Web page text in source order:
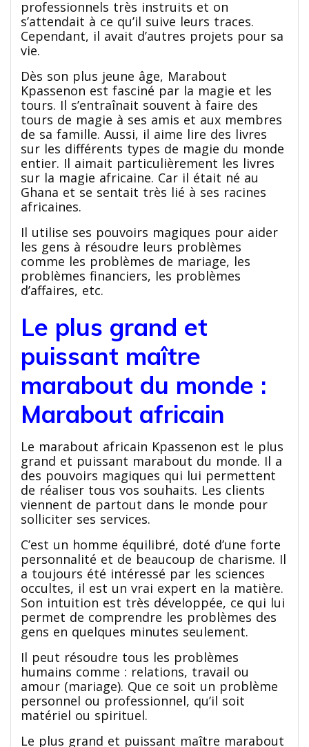
professionnels très instruits et on
s’attendait à ce qu’il suive leurs traces.
Cependant, il avait d’autres projets pour sa
vie.
Dès son plus jeune âge, Marabout
Kpassenon est fasciné par la magie et les
tours. Il s’entraînait souvent à faire des
tours de magie à ses amis et aux membres
de sa famille. Aussi, il aime lire des livres
sur les différents types de magie du monde
entier. Il aimait particulièrement les livres
sur la magie africaine. Car il était né au
Ghana et se sentait très lié à ses racines
africaines.
Il utilise ses pouvoirs magiques pour aider
les gens à résoudre leurs problèmes
comme les problèmes de mariage, les
problèmes financiers, les problèmes
d’affaires, etc.
Le plus grand et
puissant maître
marabout du monde :
Marabout africain
Le marabout africain Kpassenon est le plus
grand et puissant marabout du monde. Il a
des pouvoirs magiques qui lui permettent
de réaliser tous vos souhaits. Les clients
viennent de partout dans le monde pour
solliciter ses services.
C’est un homme équilibré, doté d’une forte
personnalité et de beaucoup de charisme. Il
a toujours été intéressé par les sciences
occultes, il est un vrai expert en la matière.
Son intuition est très développée, ce qui lui
permet de comprendre les problèmes des
gens en quelques minutes seulement.
Il peut résoudre tous les problèmes
humains comme : relations, travail ou
amour (mariage). Que ce soit un problème
personnel ou professionnel, qu’il soit
matériel ou spirituel.
Le plus grand et puissant maître marabout